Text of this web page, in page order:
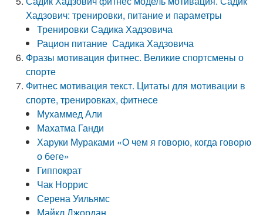
Хадзович: тренировки, питание и параметры
Тренировки Садика Хадзовича
Рацион питание Садика Хадзовича
Фразы мотивация фитнес. Великие спортсмены о
спорте
Фитнес мотивация текст. Цитаты для мотивации в
спорте, тренировках, фитнесе
Мухаммед Али
Махатма Ганди
Харуки Мураками «О чем я говорю, когда говорю
о беге»
Гиппократ
Чак Норрис
Серена Уильямс